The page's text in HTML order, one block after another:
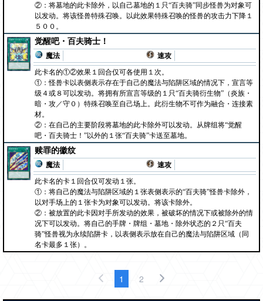
②：将墓地的此卡除外，以自己墓地的１只“百夫骑”同步怪兽为对象可
以发动。将该怪兽特殊召唤。以此效果特殊召唤的怪兽的攻击力下降１
５００。
觉醒吧・百夫骑士！
魔法
速攻
此卡名的①②效果１回合仅可各使用１次。
①：怪兽卡以表侧表示存在于自己的魔法与陷阱区域的情况下，宣言等
级４或８可以发动。将拥有所宣言等级的１只“百夫骑衍生物”（炎族・
暗・攻／守０）特殊召唤至自己场上。此衍生物不可作为融合・连接素
材。
②：在自己的主要阶段将墓地的此卡除外可以发动。从牌组将“觉醒
吧・百夫骑士！”以外的１张“百夫骑”卡送至墓地。
赎罪的徽纹
魔法
速攻
此卡名的卡１回合仅可发动１张。
①：将自己的魔法与陷阱区域的１张表侧表示的“百夫骑”怪兽卡除外，
以对手场上的１张卡为对象可以发动。将该卡除外。
②：被放置的此卡因对手所发动的效果，被破坏的情况下或被除外的情
况下可以发动。将自己的手牌・牌组・墓地・除外状态的２只“百夫
骑”怪兽视为永续陷阱卡，以表侧表示放在自己的魔法与陷阱区域（同
名卡最多１张）。
1 2